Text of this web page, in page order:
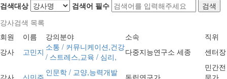
검색대상 검색어 필수
검색
강사검색 목록
회원
이름 강의분야 소속
직위
강사
고민지 소통 / 커뮤니케이션,건강
/ 스트레스,교육 / 심리,
다중지능연구소 세종 센터장
강사 신민주 인문학 / 교양,능력개발
독립연구가
민간전
문가